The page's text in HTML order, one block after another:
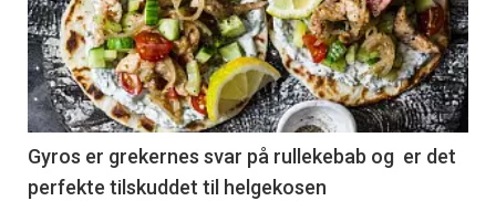
akkurat
nå
-
6
Gyros er grekernes svar på rullekebab og er det
perfekte tilskuddet til helgekosen